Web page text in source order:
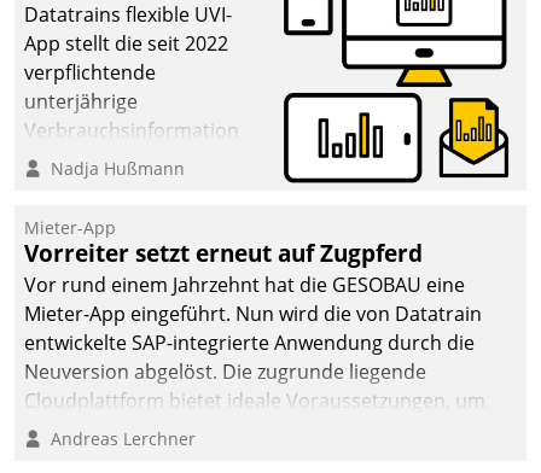
Datatrains flexible UVI-
App stellt die seit 2022
verpflichtende
unterjährige
Verbrauchsinformation
schnell, zuverlässig und
Die monatlichen
Mitteilungen zum
Heizungs- und
Wasserverbrauch gehen
automatisiert, vollständig
und auf Wunsch über
mehrere zuvor
Kommunikationswege bei
Nadja Hußmann
Mieter-App
Vorreiter setzt erneut auf Zugpferd
Vor rund einem Jahrzehnt hat die GESOBAU eine
Mieter-App eingeführt. Nun wird die von Datatrain
entwickelte SAP-integrierte Anwendung durch die
Neuversion abgelöst. Die zugrunde liegende
Cloudplattform bietet ideale Voraussetzungen, um
die Funktionalität der App zu erweitern und weitere
Andreas Lerchner